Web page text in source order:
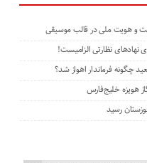
و هویت ملی در قالب موسیقی
نظارتی الزامیست!
چگونه فرماندار اهواز شد؟
هویزه خلیج‌فارس